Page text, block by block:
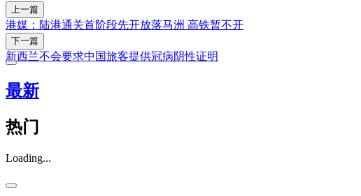
上一篇
港媒：陆港通关首阶段先开放落马洲 高铁暂不开
下一篇
新西兰不会要求中国旅客提供冠病阴性证明
最新
热门
Loading...